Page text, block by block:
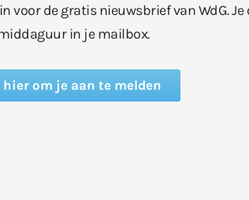
voor de gratis nieuwsbrief van WdG.
in je mailbox.
om je aan te melden